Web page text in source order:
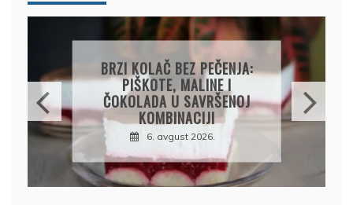
PAPRIKE SA MESOM I
PIRINČEM NA KAŠIKU:
SOČAN I JEDNOSTAVAN
RUČAK IZ JEDNE ŠERPE
7. avgust 2026.